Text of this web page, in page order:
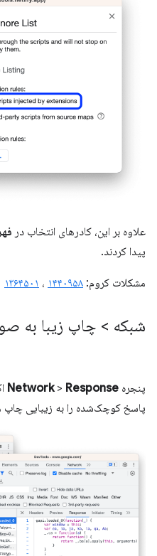
علاوه بر این، کادرهای انتخاب در
پیدا کردند.
مشکلات کروم: ۱۴۴۰۹۵۸ ، ۱۳۶۴۵۰۱
شبکه > چاپ زیبا به
پنجره Network> Response
پاسخ کوچک‌شده را به زیبایی چاپ